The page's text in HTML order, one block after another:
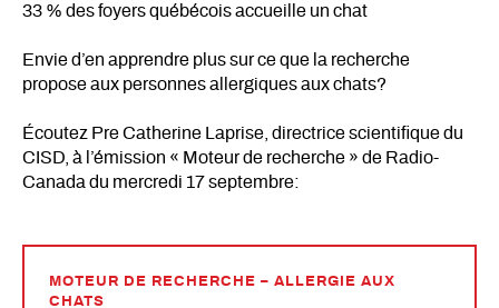
33 % des foyers québécois accueille un chat
Envie d’en apprendre plus sur ce que la recherche
propose aux personnes allergiques aux chats?
Écoutez Pre Catherine Laprise, directrice scientifique du
CISD, à l’émission « Moteur de recherche » de Radio-
Canada du mercredi 17 septembre:
MOTEUR DE RECHERCHE – ALLERGIE AUX
CHATS